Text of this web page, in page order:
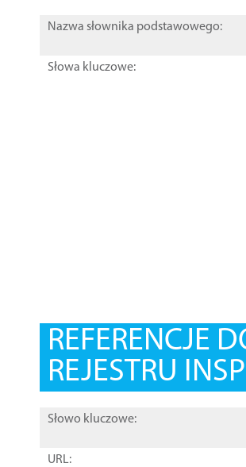
Nazwa słownika podstawowego:
Słowa kluczowe:
REFERENCJE
REJESTRU
Słowo kluczowe:
URL: